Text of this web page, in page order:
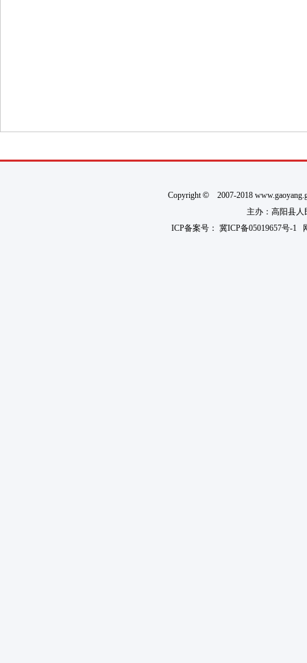
Copyright©2007-2018
主办：高阳县人
ICP备案号： 冀ICP备05019657号-1网